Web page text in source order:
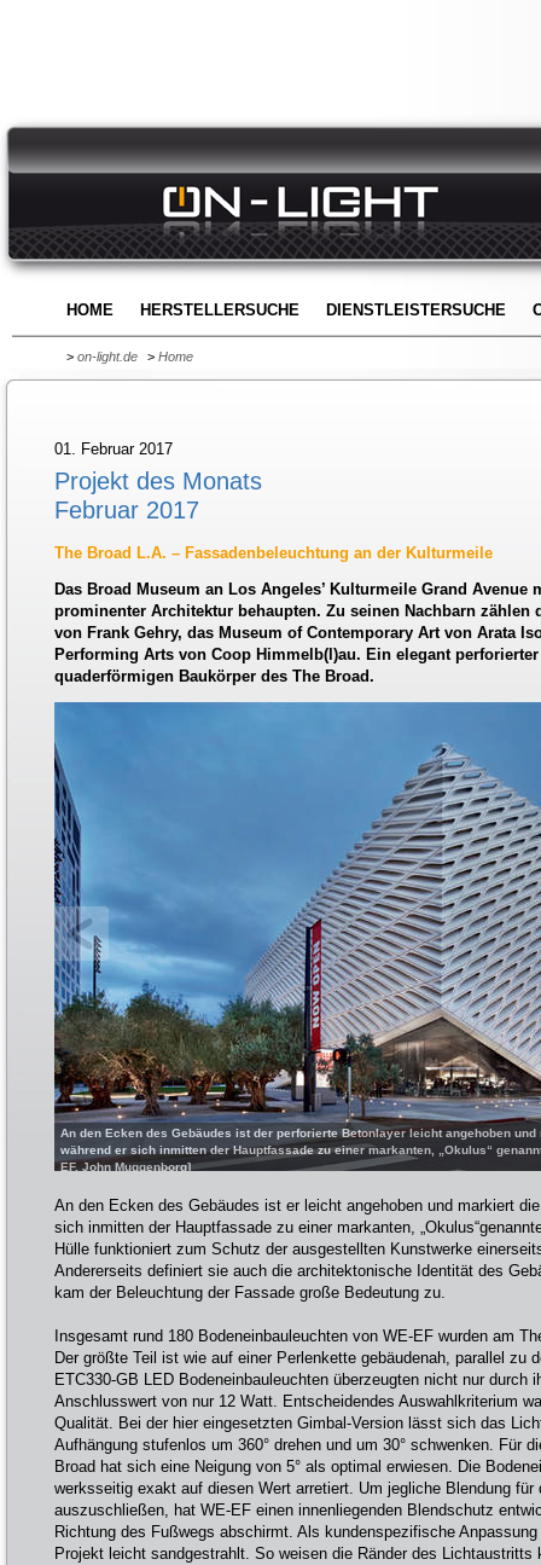
HOME HERSTELLERSUCHE DIENSTLEISTERSUCHE
> on-light.de > Home
01. Februar 2017
Projekt des Monats
Februar 2017
The Broad L.A. – Fassadenbeleuchtung an der Kulturmeile
Das Broad Museum an Los Angeles’ Kulturmeile Grand Avenue
prominenter Architektur behaupten. Zu seinen Nachbarn zählen
von Frank Gehry, das Museum of Contemporary Art von Arata
Performing Arts von Coop Himmelb(l)au. Ein elegant
quaderförmigen Baukörper des The Broad.
An den Ecken des Gebäudes ist der perforierte Betonlayer leicht angehoben
während er sich inmitten der Hauptfassade zu einer markanten, „Okulus“
EF, John Muggenborg]
An den Ecken des Gebäudes ist er leicht angehoben und markiert
sich inmitten der Hauptfassade zu einer markanten,
Hülle funktioniert zum Schutz der ausgestellten Kunstwerke
Andererseits definiert sie auch die architektonische Identität des
kam der Beleuchtung der Fassade große Bedeutung zu.
Insgesamt rund 180 Bodeneinbauleuchten von WE-EF wurden am
Der größte Teil ist wie auf einer Perlenkette gebäudenah, parallel zu
ETC330-GB LED Bodeneinbauleuchten überzeugten nicht nur durch
Anschlusswert von nur 12 Watt. Entscheidendes Auswahlkriterium
Qualität. Bei der hier eingesetzten Gimbal-Version lässt sich das
Aufhängung stufenlos um 360° drehen und um 30° schwenken. Für
Broad hat sich eine Neigung von 5° als optimal erwiesen. Die
werksseitig exakt auf diesen Wert arretiert. Um jegliche Blendung für
auszuschließen, hat WE-EF einen innenliegenden Blendschutz
Richtung des Fußwegs abschirmt. Als kundenspezifische
Projekt leicht sandgestrahlt. So weisen die Ränder des Lichtaustritts